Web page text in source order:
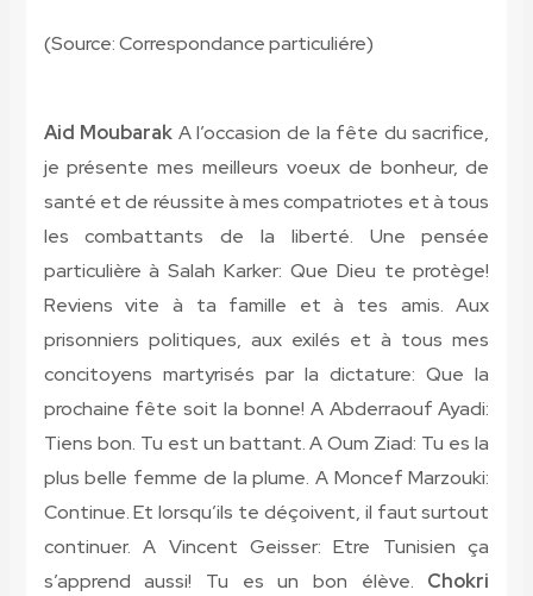
(Source: Correspondance particuliére)
Aid Moubarak A l’occasion de la fête du sacrifice,
je présente mes meilleurs voeux de bonheur, de
santé et de réussite à mes compatriotes et à tous
les combattants de la liberté. Une pensée
particulière à Salah Karker: Que Dieu te protège!
Reviens vite à ta famille et à tes amis. Aux
prisonniers politiques, aux exilés et à tous mes
concitoyens martyrisés par la dictature: Que la
prochaine fête soit la bonne! A Abderraouf Ayadi:
Tiens bon. Tu est un battant. A Oum Ziad: Tu es la
plus belle femme de la plume. A Moncef Marzouki:
Continue. Et lorsqu’ils te déçoivent, il faut surtout
continuer. A Vincent Geisser: Etre Tunisien ça
s’apprend aussi! Tu es un bon élève. Chokri